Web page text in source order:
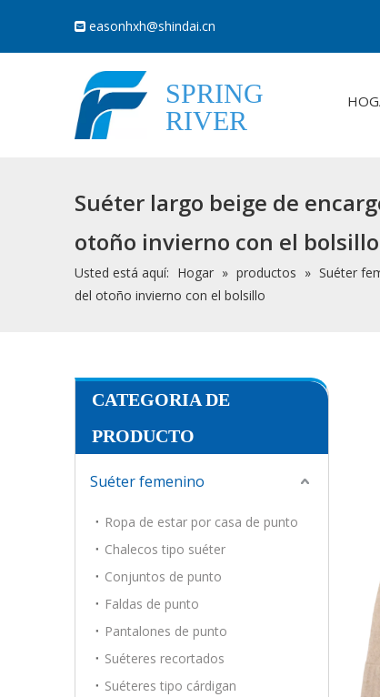
 easonhxh@shindai.cn
SPRING
RIVER
Suéter largo beige de
otoño invierno con el bolsillo
Usted está aquí: Hogar » productos » Suéter
del otoño invierno con el bolsillo
CATEGORIA DE
PRODUCTO
Suéter femenino
Ropa de estar por casa de punto
Chalecos tipo suéter
Conjuntos de punto
Faldas de punto
Pantalones de punto
Suéteres recortados
Suéteres tipo cárdigan